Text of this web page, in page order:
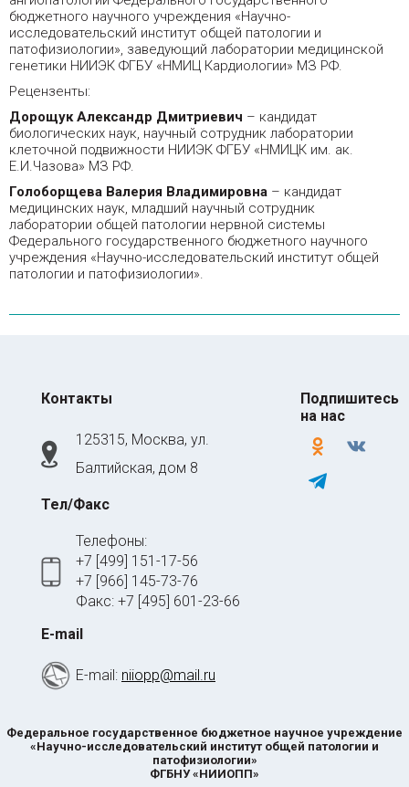
бюджетного научного учреждения «Научно-
исследовательский институт общей патологии и
патофизиологии», заведующий лаборатории медицинской
генетики НИИЭК ФГБУ «НМИЦ Кардиологии» МЗ РФ.
Рецензенты:
Дорощук Александр Дмитриевич – кандидат
биологических наук, научный сотрудник лаборатории
клеточной подвижности НИИЭК ФГБУ «НМИЦК им. ак.
Е.И.Чазова» МЗ РФ.
Голоборщева Валерия Владимировна – кандидат
медицинских наук, младший научный сотрудник
лаборатории общей патологии нервной системы
Федерального государственного бюджетного научного
учреждения «Научно-исследовательский институт общей
патологии и патофизиологии».
Контакты
125315, Москва, ул.
Балтийская, дом 8
Тел/Факс
Телефоны:
+7 [499] 151-17-56
+7 [966] 145-73-76
Факс: +7 [495] 601-23-66
E-mail
E-mail: niiopp@mail.ru
Подпишитесь
на нас
odnoklassniki
vkontakte
telegram
Федеральное государственное бюджетное научное учреждение
«Научно-исследовательский институт общей патологии и
патофизиологии»
ФГБНУ «НИИОПП»